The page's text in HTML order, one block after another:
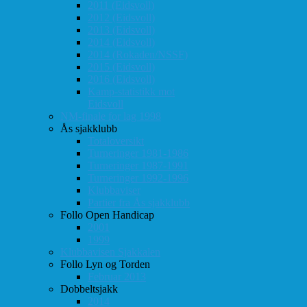
2011 (Eidsvoll)
2012 (Eidsvoll)
2013 (Eidsvoll)
2014 (Eidsvoll)
2014 (Rokaden/NSSF)
2015 (Eidsvoll)
2016 (Eidsvoll)
Kamp-statistikk mot
Eidsvoll
NM-finale for lag 1998
Ås sjakklubb
Totaloversikt
Turneringer 1981-1986
Turneringer 1987-1991
Turneringer 1992-1996
Klubbaviser
Partier fra Ås sjakklubb
Follo Open Handicap
2001
1999
Klubbavisen Sjakkalen
Follo Lyn og Torden
Februar 2013
Dobbeltsjakk
2014